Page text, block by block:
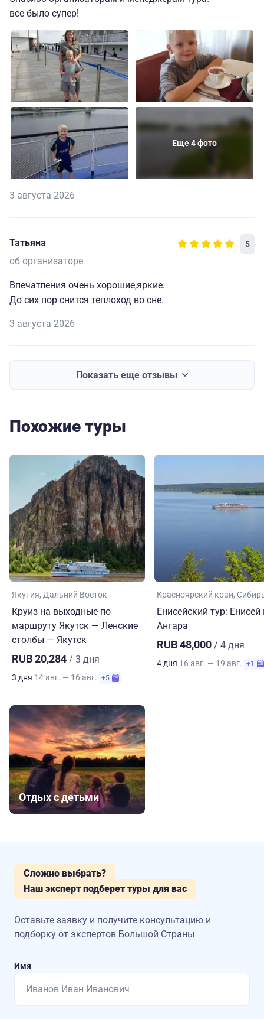
все было супер!
Еще 4 фото
3 августа 2026
Татьяна 5
об организаторе
Впечатления очень хорошие,яркие.
До сих пор снится теплоход во сне.
3 августа 2026
Показать еще отзывы
Похожие туры
Якутия Дальний Восток
Круиз на выходные по
маршруту Якутск — Ленские
столбы — Якутск
RUB 20,284 / 3 дня
3 дня 14 авг. — 16 авг. +5
Красноярский край
Енисейский тур: Енисей
Ангара
RUB 48,000 / 4 дня
4 дня 16 авг. — 19 авг. +1
Отдых с детьми
Сложно выбрать?
Наш эксперт подберет туры для вас
Оставьте заявку и получите консультацию и
подборку от экспертов Большой Страны
Имя